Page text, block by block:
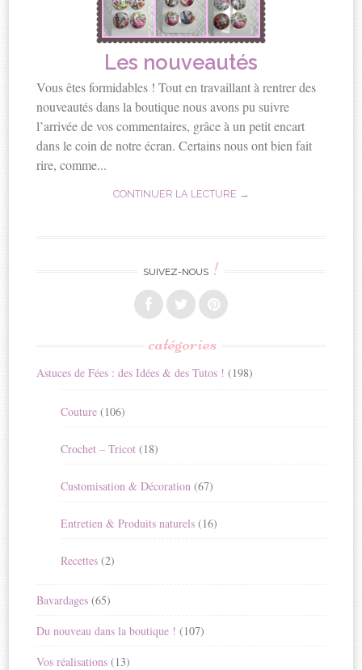
Les nouveautés
Vous êtes formidables ! Tout en travaillant à rentrer des
nouveautés dans la boutique nous avons pu suivre
l’arrivée de vos commentaires, grâce à un petit encart
dans le coin de notre écran. Certains nous ont bien fait
rire, comme...
CONTINUER LA LECTURE →
SUIVEZ-NOUS !
catégories
Astuces de Fées : des Idées & des Tutos ! (198)
Couture (106)
Crochet – Tricot (18)
Customisation & Décoration (67)
Entretien & Produits naturels (16)
Recettes (2)
Bavardages (65)
Du nouveau dans la boutique ! (107)
Vos réalisations (13)